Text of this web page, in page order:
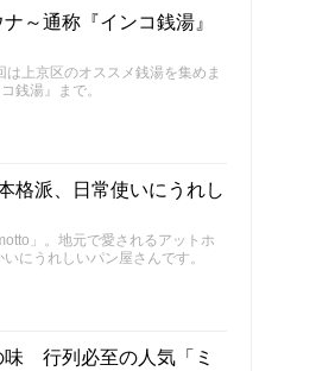
～通称『インコ銭湯』
上京区のオススメ銭湯を集めま
銭湯』まで。
格派、日常使いにうれし
」。地元で愛されるアットホ
にうれしいパン屋さんです。
味 行列必至の人気「ミ